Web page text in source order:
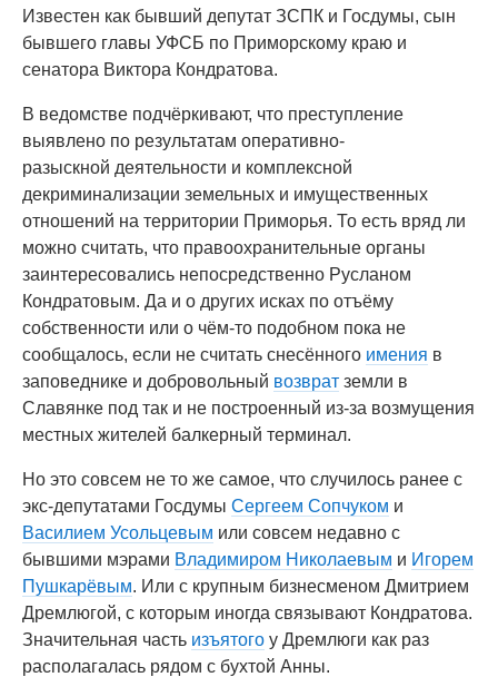
Известен как бывший депутат ЗСПК и Госдумы, сын
бывшего главы УФСБ по Приморскому краю и
сенатора Виктора Кондратова.
В ведомстве подчёркивают, что преступление
выявлено по результатам оперативно-
разыскной деятельности и комплексной
декриминализации земельных и имущественных
отношений на территории Приморья. То есть вряд ли
можно считать, что правоохранительные органы
заинтересовались непосредственно Русланом
Кондратовым. Да и о других исках по отъёму
собственности или о чём-то подобном пока не
сообщалось, если не считать снесённого имения в
заповеднике и добровольный возврат земли в
Славянке под так и не построенный из-за возмущения
местных жителей балкерный терминал.
Но это совсем не то же самое, что случилось ранее с
экс-депутатами Госдумы Сергеем Сопчуком и
Василием Усольцевым или совсем недавно с
бывшими мэрами Владимиром Николаевым и Игорем
Пушкарёвым. Или с крупным бизнесменом Дмитрием
Дремлюгой, с которым иногда связывают Кондратова.
Значительная часть изъятого у Дремлюги как раз
располагалась рядом с бухтой Анны.